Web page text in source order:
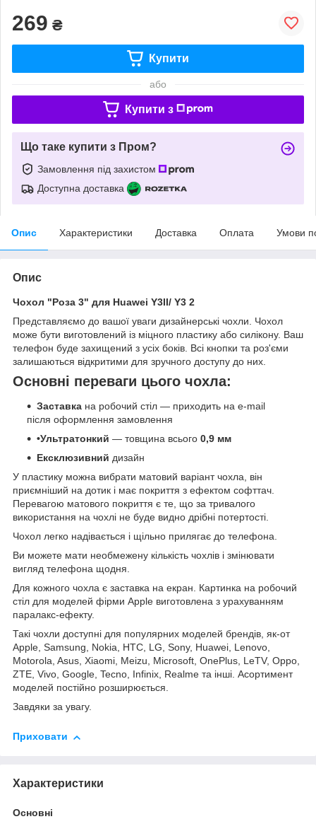
269 ₴
Купити
або
Купити з
Що таке купити з Пром?
Замовлення під захистом
Доступна доставка
Опис Характеристики Доставка Оплата Умови
Опис
Чохол "Роза 3" для Huawei Y3II/ Y3 2
Представляємо до вашої уваги дизайнерські чохли. Чохол
може бути виготовлений із міцного пластику або силікону. Ваш
телефон буде захищений з усіх боків. Всі кнопки та роз'єми
залишаються відкритими для зручного доступу до них.
Основні переваги цього чохла:
Заставка на робочий стіл — приходить на e-mail
після оформлення замовлення
•Ультратонкий — товщина всього 0,9 мм
Ексклюзивний дизайн
У пластику можна вибрати матовий варіант чохла, він
приємніший на дотик і має покриття з ефектом софттач.
Перевагою матового покриття є те, що за тривалого
використання на чохлі не буде видно дрібні потертості.
Чохол легко надівається і щільно прилягає до телефона.
Ви можете мати необмежену кількість чохлів і змінювати
вигляд телефона щодня.
Для кожного чохла є заставка на екран. Картинка на робочий
стіл для моделей фірми Apple виготовлена з урахуванням
паралакс-ефекту.
Такі чохли доступні для популярних моделей брендів, як-от
Apple, Samsung, Nokia, HTC, LG, Sony, Huawei, Lenovo,
Motorola, Asus, Xiaomi, Meizu, Microsoft, OnePlus, LeTV, Oppo,
ZTE, Vivo, Google, Tecno, Infinix, Realme та інші. Асортимент
моделей постійно розширюється.
Завдяки за увагу.
Приховати
Характеристики
Основні